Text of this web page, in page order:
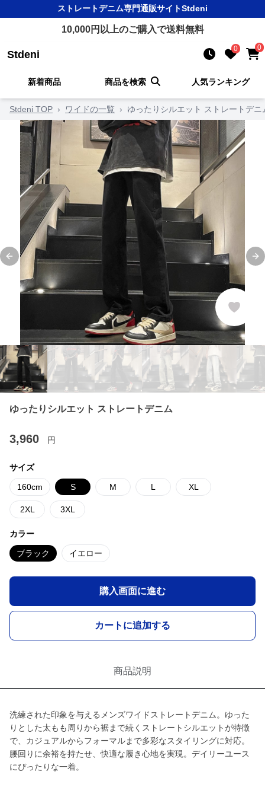
ストレートデニム専門通販サイトStdeni
10,000円以上のご購入で送料無料
Stdeni 0 0
新着商品 商品を検索 人気ランキング
Stdeni TOP › ワイドの一覧 › ゆったりシルエット ストレートデニ
Previous slide
ゆったりシルエット ストレートデニム
3,960 円
サイズ
160cm S M L XL
2XL 3XL
カラー
ブラック イエロー
購入画面に進む
カートに追加する
商品説明
洗練された印象を与えるメンズワイドストレートデニム。ゆった
りとした太もも周りから裾まで続くストレートシルエットが特徴
で、カジュアルからフォーマルまで多彩なスタイリングに対応。
腰回りに余裕を持たせ、快適な履き心地を実現。デイリーユース
にぴったりな一着。